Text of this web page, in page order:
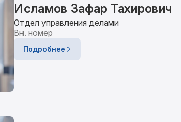
Исламов Зафар Тахирович
Отдел управления делами
Вн. номер
Подробнее